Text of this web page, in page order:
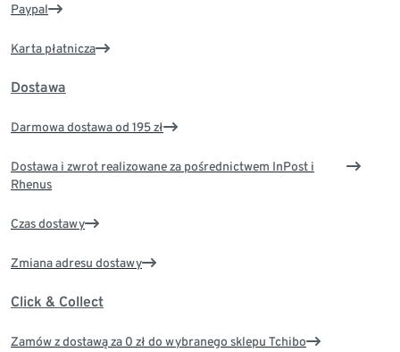
Paypal
Karta płatnicza
Dostawa
Darmowa dostawa od 195 zł
Dostawa i zwrot realizowane za pośrednictwem InPost i
Rhenus
Czas dostawy
Zmiana adresu dostawy
Click & Collect
Zamów z dostawą za 0 zł do wybranego sklepu Tchibo